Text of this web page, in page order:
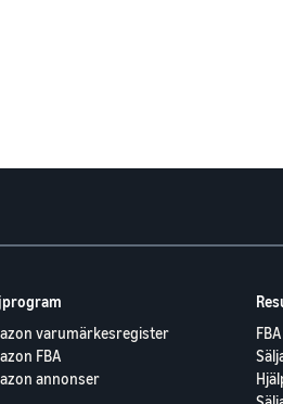
varumärkesregister
FBA
annonser